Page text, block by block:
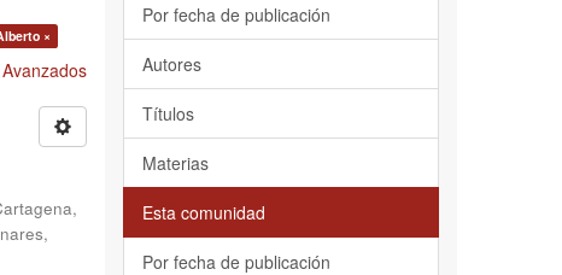
×
Por fecha de publicación
Autores
Títulos
Materias
Esta comunidad
Por fecha de publicación